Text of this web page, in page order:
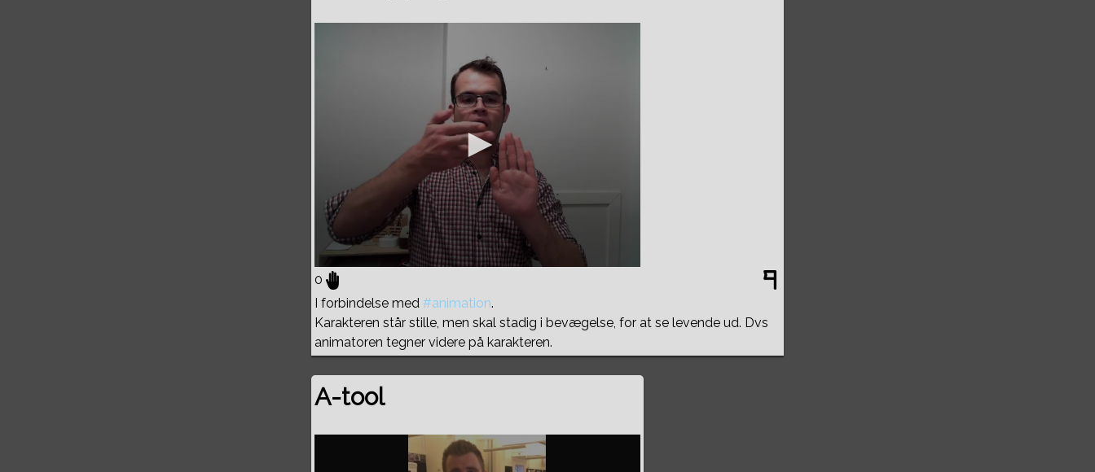
0
I forbindelse med #animation.
Karakteren står stille, men skal stadig i bevægelse, for at se levende ud. Dvs
animatoren tegner videre på karakteren.
A-tool